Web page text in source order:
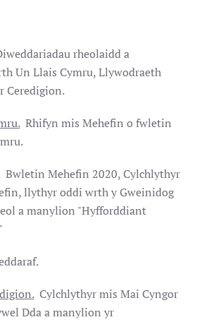
rheolaidd a
Un Llais Cymru, Llywodraeth
Ceredigion.
Rhifyn mis Mehefin o fwletin
Bwletin Mehefin 2020, Cylchlythyr
llythyr oddi wrth y Gweinidog
a manylion "Hyfforddiant
Cylchlythyr mis Mai Cyngor
Dda a manylion yr